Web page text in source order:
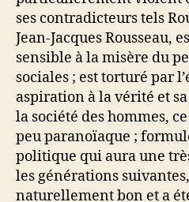
ses contradicteurs tels
Jean-Jacques Rousseau,
sensible à la misère du
sociales ; est torturé par
aspiration à la vérité et
la société des hommes,
peu paranoïaque ;
politique qui aura une
les générations
naturellement bon et a